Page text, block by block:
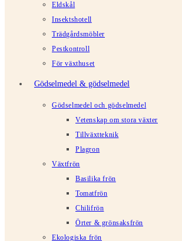
Eldskål
Insektshotell
Trädgårdsmöbler
Pestkontroll
För växthuset
Gödselmedel & gödselmedel
Gödselmedel och gödselmedel
Vetenskap om stora växter
Tillväxtteknik
Plagron
Växtfrön
Basilika frön
Tomatfrön
Chilifrön
Örter & grönsaksfrön
Ekologiska frön